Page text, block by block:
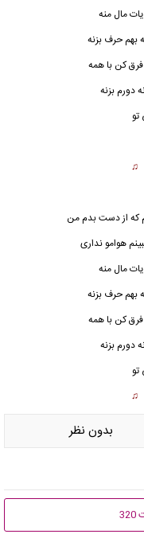
مال منه
بهم حرف بزنه
کن با همه
بزنه
♫
از دست بدم من
هوامو نداری
مال منه
بهم حرف بزنه
کن با همه
بزنه
♫
بدون نظر